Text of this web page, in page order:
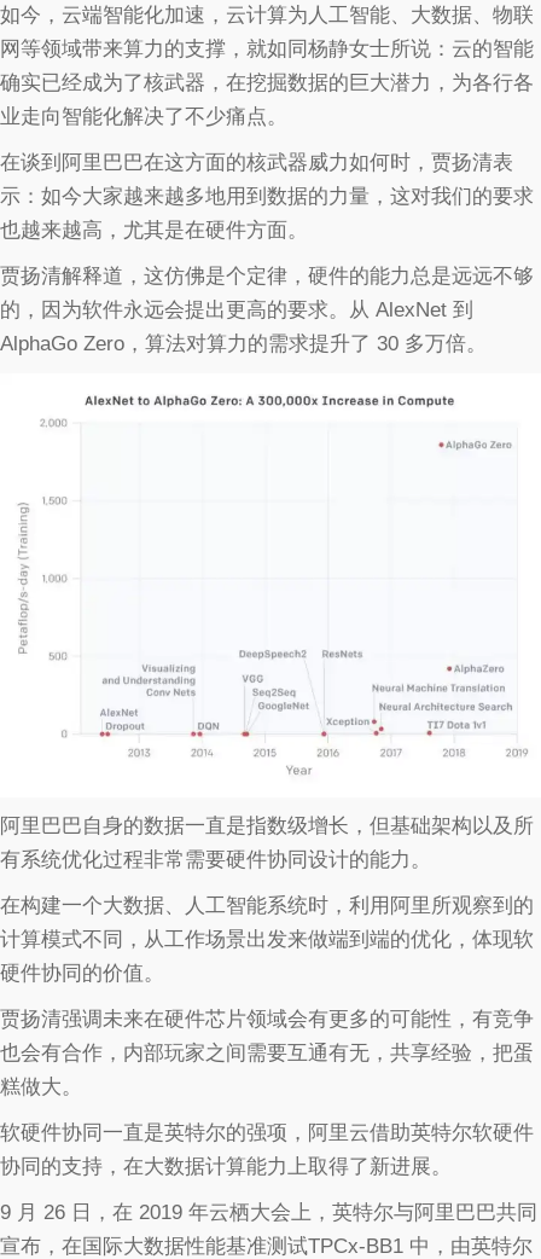
如今，云端智能化加速，云计算为人工智能、大数据、物联
网等领域带来算力的支撑，就如同杨静女士所说：云的智能
确实已经成为了核武器，在挖掘数据的巨大潜力，为各行各
业走向智能化解决了不少痛点。
在谈到阿里巴巴在这方面的核武器威力如何时，贾扬清表
示：如今大家越来越多地用到数据的力量，这对我们的要求
也越来越高，尤其是在硬件方面。
贾扬清解释道，这仿佛是个定律，硬件的能力总是远远不够
的，因为软件永远会提出更高的要求。从 AlexNet 到
AlphaGo Zero，算法对算力的需求提升了 30 多万倍。
阿里巴巴自身的数据一直是指数级增长，但基础架构以及所
有系统优化过程非常需要硬件协同设计的能力。
在构建一个大数据、人工智能系统时，利用阿里所观察到的
计算模式不同，从工作场景出发来做端到端的优化，体现软
硬件协同的价值。
贾扬清强调未来在硬件芯片领域会有更多的可能性，有竞争
也会有合作，内部玩家之间需要互通有无，共享经验，把蛋
糕做大。
软硬件协同一直是英特尔的强项，阿里云借助英特尔软硬件
协同的支持，在大数据计算能力上取得了新进展。
9 月 26 日，在 2019 年云栖大会上，英特尔与阿里巴巴共同
宣布，在国际大数据性能基准测试TPCx-BB1 中，由英特尔